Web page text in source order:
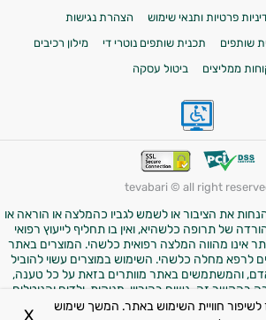
פרטיות ותנאי שימוש
הצהרת נגישות
שותפים תכנית שותפים נוטרי די
מילון רכיבים
ממליצים
ביטול עסקה
tevabari © all right
את הציבור או לשמש לגביו כהמלצה או הוראה או
של תרופה כלשהיא, ואין בו תחליף לייעוץ רפואי
אינו מהווה המלצה רפואית כלשהי. המוצרים באתר
לרפא מחלה כלשהי. השימוש במוצרים עשוי להוביל
והמשתמשים באתר מוותרים בזאת על כל טענה,
זה. נשים בהיריון, מניקות, ילדים והנוטלים
ברופא לפני השימוש במוצרים. התמונות באתר הן
חוויית השימוש באתר. המשך שימוש
X